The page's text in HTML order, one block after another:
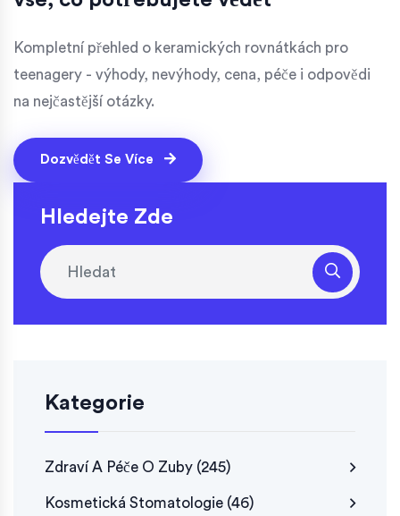
Kompletní přehled o keramických rovnátkách pro
teenagery - výhody, nevýhody, cena, péče i odpovědi
na nejčastější otázky.
Dozvědět Se Více
Hledejte Zde
Kategorie
Zdraví A Péče O Zuby (245)
Kosmetická Stomatologie (46)